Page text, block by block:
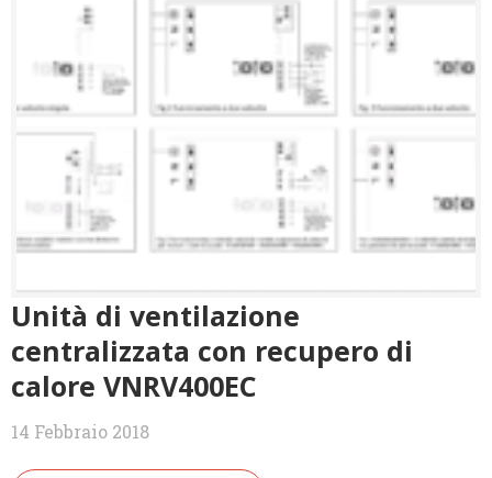
Unità di ventilazione
centralizzata con recupero di
calore VNRV400EC
14 Febbraio 2018